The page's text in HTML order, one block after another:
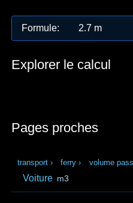
Formule: 2.7 m
Explorer le calcul
Pages proches
transport › ferry › volume
Voiture m3